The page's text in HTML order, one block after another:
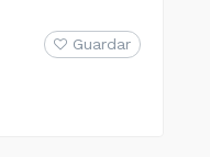
Guardar